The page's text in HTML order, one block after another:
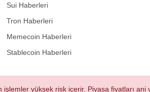
Sui Haberleri
Tron Haberleri
Memecoin Haberleri
Stablecoin Haberleri
yüksek risk içerir. Piyasa fiyatları ani